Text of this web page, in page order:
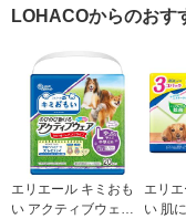
LOHACOからのおす
エリエール キミおも
い アクティブウェア
エリ
い 肌